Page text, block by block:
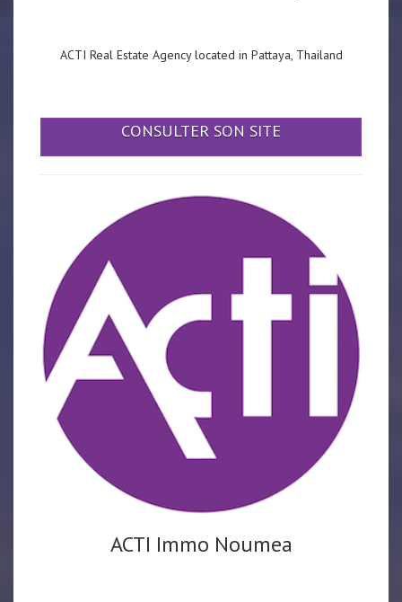
ACTI Real Estate Agency located in Pattaya, Thailand
CONSULTER SON SITE
ACTI Immo Noumea